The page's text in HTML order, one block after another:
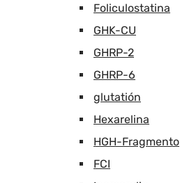
Foliculostatina
GHK-CU
GHRP-2
GHRP-6
glutatión
Hexarelina
HGH-Fragmento
FCI